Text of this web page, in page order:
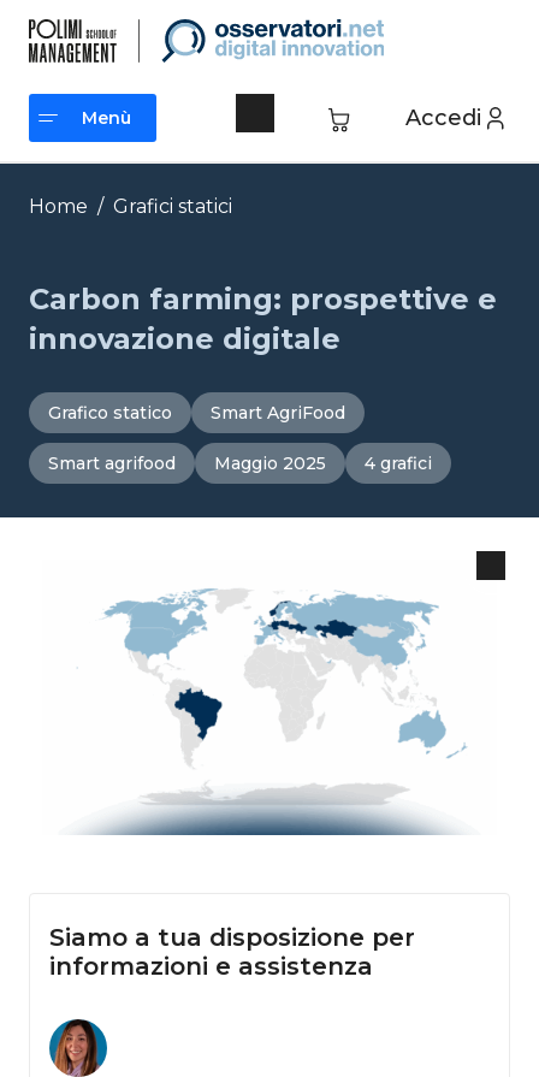
contenuto
Accedi
Menù
Menù
Home / Grafici statici
Carbon farming: prospettive e
innovazione digitale
Grafico statico Smart AgriFood
Smart agrifood Maggio 2025 4 grafici
Siamo a tua disposizione per
informazioni e assistenza